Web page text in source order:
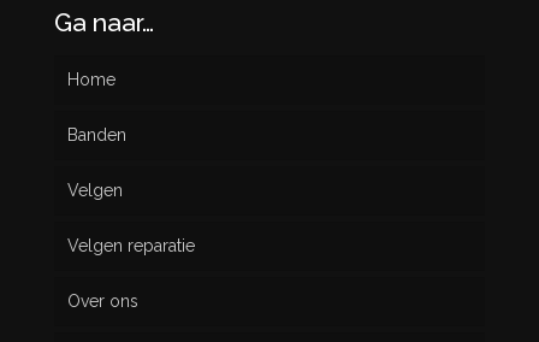
Ga naar…
Home
Banden
Nieuw
Gebruikt
Velgen
Velgen reparatie
Over ons